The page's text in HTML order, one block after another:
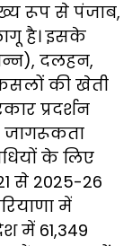
रूप से पंजाब,
है। इसके
दलहन,
की खेती
प्रदर्शन
जागरूकता
के लिए
से 2025-26
में
में 61,349